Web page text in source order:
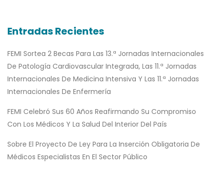
Entradas Recientes
FEMI Sortea 2 Becas Para Las 13.ª Jornadas Internacionales
De Patología Cardiovascular Integrada, Las 11.ª Jornadas
Internacionales De Medicina Intensiva Y Las 11.ª Jornadas
Internacionales De Enfermería
FEMI Celebró Sus 60 Años Reafirmando Su Compromiso
Con Los Médicos Y La Salud Del Interior Del País
Sobre El Proyecto De Ley Para La Inserción Obligatoria De
Médicos Especialistas En El Sector Público